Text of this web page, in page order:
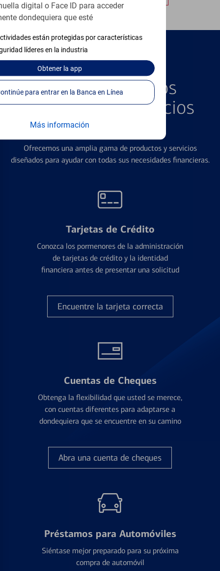
digital o Face ID para acceder
dondequiera que esté
están protegidas por características
líderes en la industria
Obtenerla app
Continúe para entrar en la Banca en Línea
Más información
PRODUCTOS DESTACADOS
Explore Nuestros
Productos y Servicios
Destacados
Ofrecemos una amplia gama de productos y servicios
diseñados para ayudar con todas sus necesidades financieras.
Tarjetas de Crédito
Conozca los pormenores de la administración
de tarjetas de crédito y la identidad
financiera antes de presentar una solicitud
Encuentre la tarjeta correcta
Cuentas de Cheques
Obtenga la flexibilidad que usted se merece,
con cuentas diferentes para adaptarse a
dondequiera que se encuentre en su camino
Abra una cuenta de cheques
Préstamos para Automóviles
Siéntase mejor preparado para su próxima
compra de automóvil